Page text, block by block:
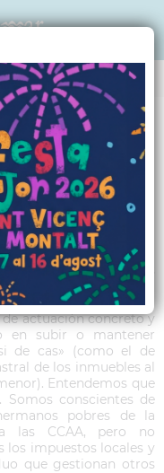
y las fi scales
defendido la no subida
ante la falta de una
actuación concreto y
en subir o mantener
de cas» (como el de
de los inmuebles al
Entendemos que
conscientes de
pobres de la
las CCAA, pero no
los impuestos locales y
que gestionan otros